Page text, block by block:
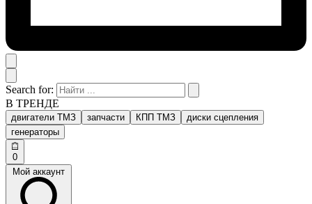
Search for:
В ТРЕНДЕ
двигатели ТМЗ запчасти КПП ТМЗ
диски сцепления
генераторы
0
Мой аккаунт